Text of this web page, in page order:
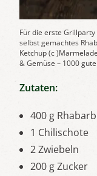
Für die erste Grillparty
selbst gemachtes
Ketchup (c
& Gemüse – 1000
Zutaten:
400 g
1 Chilischote
2 Zwiebeln
200 g Zucker